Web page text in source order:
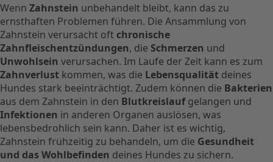
Wenn Zahnstein unbehandelt bleibt, kann das zu
ernsthaften Problemen führen. Die Ansammlung von
Zahnstein verursacht oft chronische
Zahnfleischentzündungen, die Schmerzen und
Unwohlsein verursachen. Im Laufe der Zeit kann es zum
Zahnverlust kommen, was die Lebensqualität deines
Hundes stark beeinträchtigt. Zudem können die Bakterien
aus dem Zahnstein in den Blutkreislaufgelangen und
Infektionen in anderen Organen auslösen, was
lebensbedrohlich sein kann. Daher ist es wichtig,
Zahnstein frühzeitig zu behandeln, um die Gesundheit
und das Wohlbefinden deines Hundes zu sichern.